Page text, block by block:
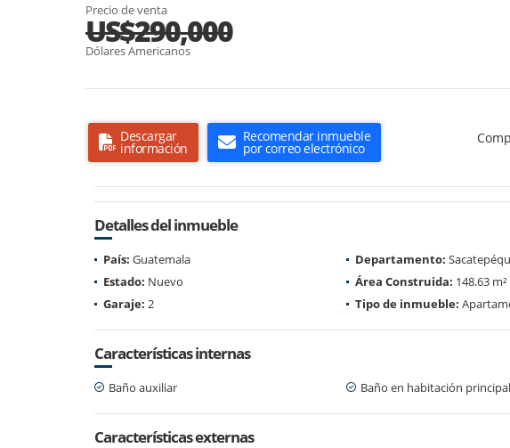
Precio de venta
US$290,000
Dólares Americanos
Descargar
información
Recomendar inmueble
por correo electrónico
Detalles del inmueble
País: Guatemala Departamento:
Estado: Nuevo Área Construida: 148.63 m²
Garaje: 2 Tipo de inmueble:
Características internas
Baño auxiliar Baño en habitación principal
Características externas